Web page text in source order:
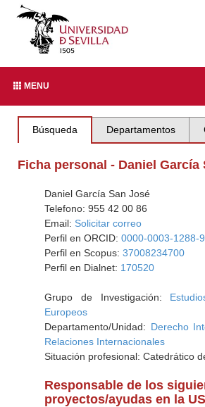
MENU
Búsqueda Departamentos
Ficha personal - Daniel García
Daniel García San José
Telefono: 955 42 00 86
Email: Solicitar correo
Perfil en ORCID: 0000-0003-1288-
Perfil en Scopus: 37008234700
Perfil en Dialnet: 170520
Grupo de Investigación:
Europeos
Departamento/Unidad: Derecho
Relaciones Internacionales
Situación profesional: Catedrático
Responsable de los
proyectos/ayudas en la